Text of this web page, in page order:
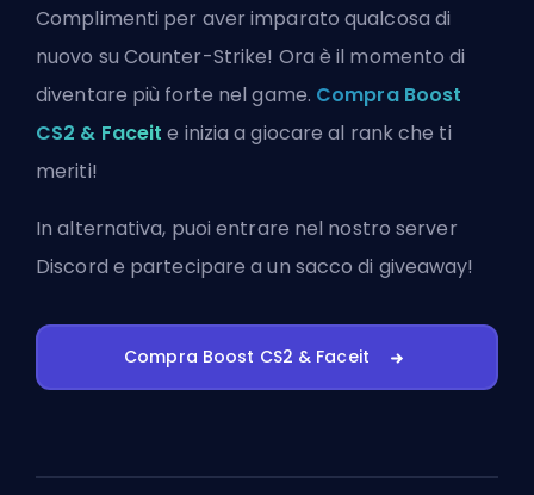
Complimenti per aver imparato qualcosa di
nuovo su Counter-Strike! Ora è il momento di
diventare più forte nel game. Compra Boost
CS2 & Faceit e inizia a giocare al rank che ti
meriti!
In alternativa, puoientrare nel nostro server
Discord e partecipare a un sacco di giveaway!
Compra Boost CS2 & Faceit